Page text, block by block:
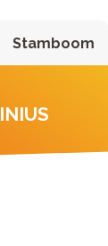
Stamboom